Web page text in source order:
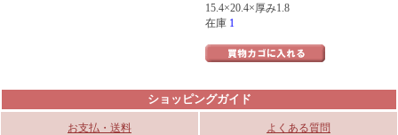
15.4×20.4×厚み1.8
在庫 1
ショッピングガイド
お支払・送料 よくある質問